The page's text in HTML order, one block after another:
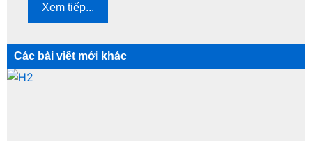
Xem tiếp...
Các bài viết mới khác